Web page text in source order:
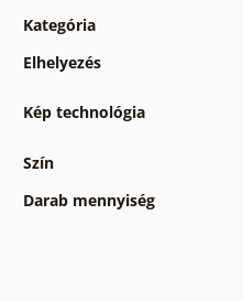
Kategória
Elhelyezés
Kép technológia
Szín
Darab mennyiség